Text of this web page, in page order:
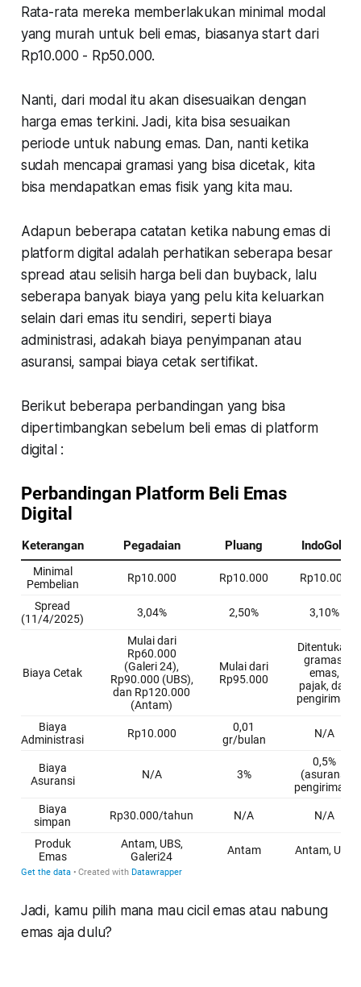
Rata-rata mereka memberlakukan minimal modal
yang murah untuk beli emas, biasanya start dari
Rp10.000 - Rp50.000.
Nanti, dari modal itu akan disesuaikan dengan
harga emas terkini. Jadi, kita bisa sesuaikan
periode untuk nabung emas. Dan, nanti ketika
sudah mencapai gramasi yang bisa dicetak, kita
bisa mendapatkan emas fisik yang kita mau.
Adapun beberapa catatan ketika nabung emas di
platform digital adalah perhatikan seberapa besar
spread atau selisih harga beli dan buyback, lalu
seberapa banyak biaya yang pelu kita keluarkan
selain dari emas itu sendiri, seperti biaya
administrasi, adakah biaya penyimpanan atau
asuransi, sampai biaya cetak sertifikat.
Berikut beberapa perbandingan yang bisa
dipertimbangkan sebelum beli emas di platform
digital :
Jadi, kamu pilih mana mau cicil emas atau nabung
emas aja dulu?